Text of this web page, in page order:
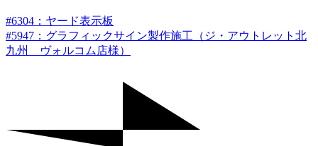
#6304：ヤード表示板
#5947：グラフィックサイン製作施工（ジ・アウトレット北
九州 ヴォルコム店様）